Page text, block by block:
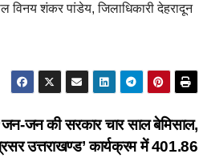
शंकर पांडेय, जिलाधिकारी देहरादून
जन की सरकार चार साल बेमिसाल,
उत्तराखण्ड’ कार्यक्रम में 401.86